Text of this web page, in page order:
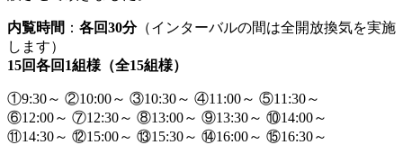
内覧時間 ： 各回30分（インターバルの間は全開放換気を実施
します）
15回各回1組様（全15組様）
①9:30～ ②10:00～ ③10:30～ ④11:00～ ⑤11:30～
⑥12:00～ ⑦12:30～ ⑧13:00～ ⑨13:30～ ⑩14:00～
⑪14:30～ ⑫15:00～ ⑬15:30～ ⑭16:00～ ⑮16:30～